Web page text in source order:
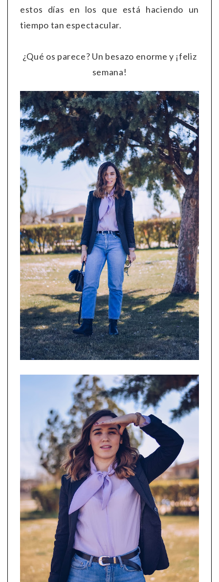
estos días en los que está haciendo un
tiempo tan espectacular.
¿Qué os parece? Un besazo enorme y ¡feliz
semana!